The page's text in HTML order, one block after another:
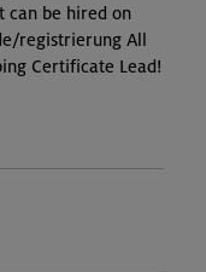
can be hired on
registrierung All
Certificate Lead!